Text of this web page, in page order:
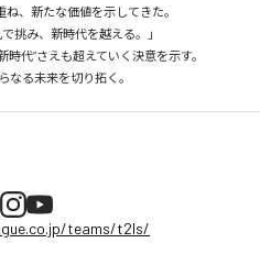
ね、新たな価値を示してきた。
挑み、新時代を越える。」
代”さえも超えていく決意を示す。
なる未来を切り拓く。
teams/t2ls/